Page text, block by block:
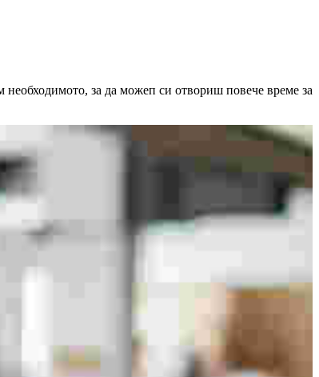
за да можеп си отвориш повече време за